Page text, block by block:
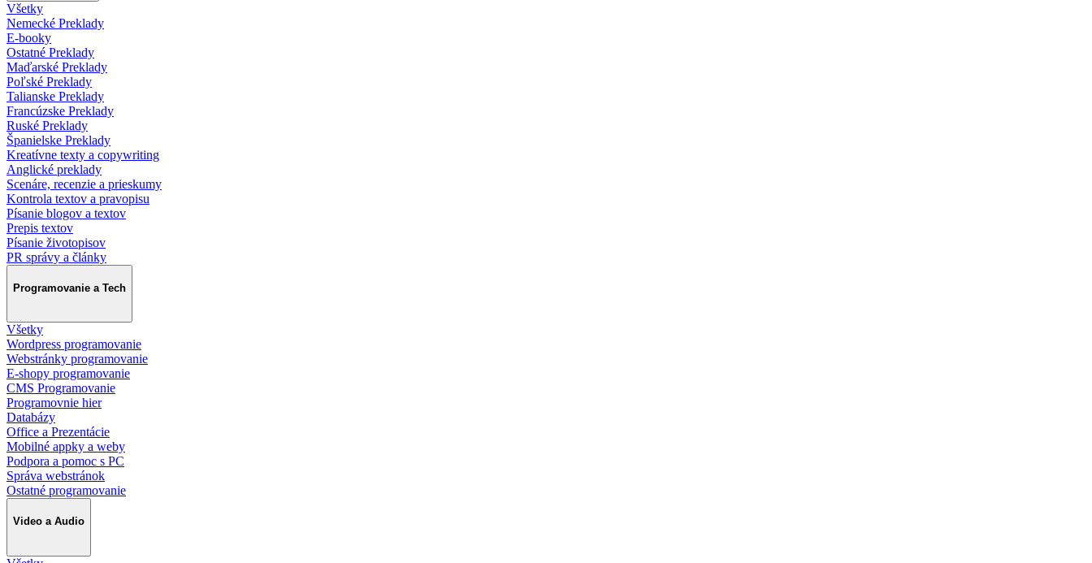
Všetky
Nemecké Preklady
E-booky
Ostatné Preklady
Maďarské Preklady
Poľské Preklady
Talianske Preklady
Francúzske Preklady
Ruské Preklady
Španielske Preklady
Kreatívne texty a copywriting
Anglické preklady
Scenáre, recenzie a prieskumy
Kontrola textov a pravopisu
Písanie blogov a textov
Prepis textov
Písanie životopisov
PR správy a články
Programovanie a Tech
Všetky
Wordpress programovanie
Webstránky programovanie
E-shopy programovanie
CMS Programovanie
Programovnie hier
Databázy
Office a Prezentácie
Mobilné appky a weby
Podpora a pomoc s PC
Správa webstránok
Ostatné programovanie
Video a Audio